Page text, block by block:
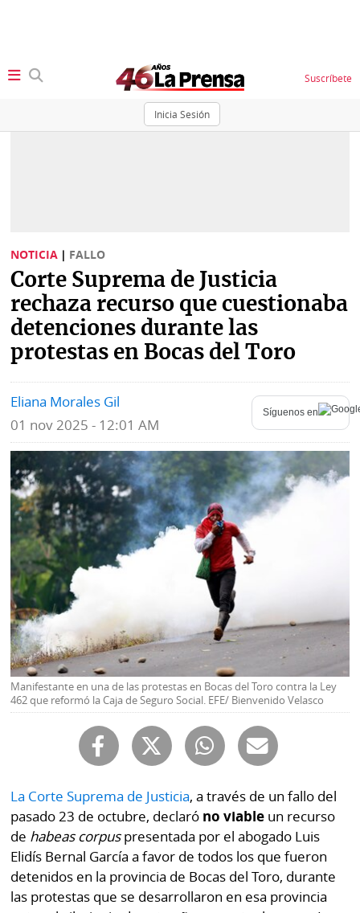
Inicia Sesión
Suscríbete
Sociedad
Judiciales
Política
Economía
Deportes
Tecnología
Ponle
la
Firma
K
Vivir+
Opinión
Fotografías
Videos
Fe
de
erratas
SERVICIOS
E-
Paper
Buscador
Comunicados
Catálogos
Lotería
Kiosko
digital
Contenido
de
marcas
RSS
Autores
Notas
al
lector
NOTICIA | FALLO
Corte Suprema de Justicia
rechaza recurso que cuestionaba
detenciones durante las
protestas en Bocas del Toro
Eliana Morales Gil
01 nov 2025 - 12:01 AM
Síguenos en
Manifestante en una de las protestas en Bocas del Toro contra la Ley
462 que reformó la Caja de Seguro Social. EFE/ Bienvenido Velasco
La Corte Suprema de Justicia, a través de un fallo del
pasado 23 de octubre, declaró no viable un recurso
de habeas corpuspresentada por el abogado Luis
Elidís Bernal García a favor de todos los que fueron
detenidos en la provincia de Bocas del Toro, durante
las protestas que se desarrollaron en esa provincia